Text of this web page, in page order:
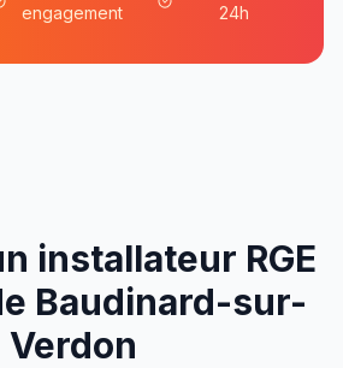
engagement
24h
installateur RGE
Baudinard-sur-
Verdon